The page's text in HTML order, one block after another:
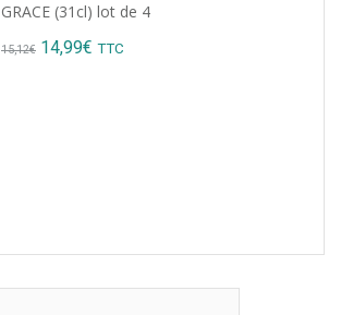
GRACE (31cl) lot de 4
15,12€ Original
14,99€ Current
TTC